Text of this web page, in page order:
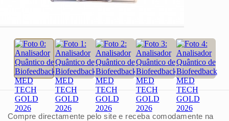
Compre directamente pelo site e receba comodamente na